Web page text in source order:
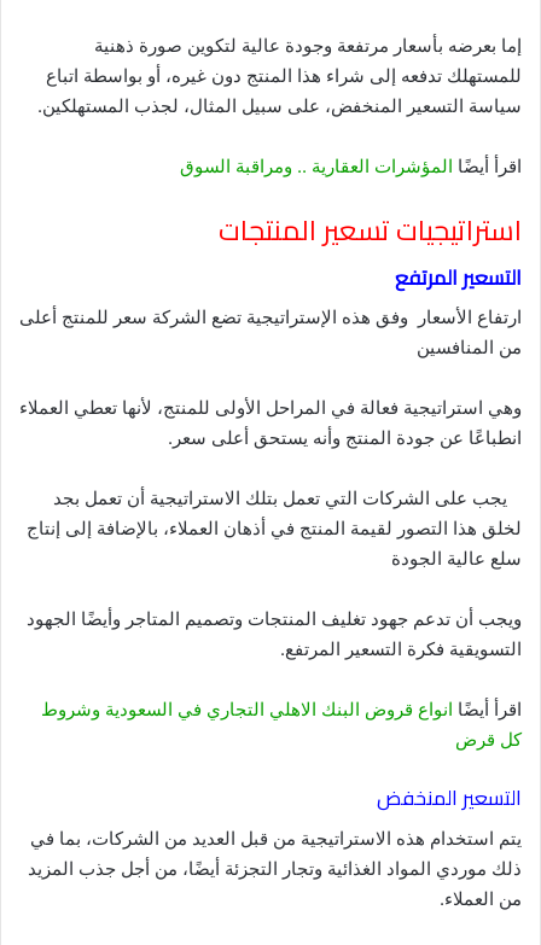
إما بعرضه بأسعار مرتفعة وجودة عالية لتكوين صورة ذهنية
للمستهلك تدفعه إلى شراء هذا المنتج دون غيره، أو بواسطة اتباع
سياسة التسعير المنخفض، على سبيل المثال، لجذب المستهلكين.
اقرأ أيضًا المؤشرات العقارية .. ومراقبة السوق
استراتيجيات تسعير المنتجات
التسعير المرتفع
ارتفاع الأسعار وفق هذه الإستراتيجية تضع الشركة سعر للمنتج أعلى
من المنافسين
وهي استراتيجية فعالة في المراحل الأولى للمنتج، لأنها تعطي العملاء
انطباعًا عن جودة المنتج وأنه يستحق أعلى سعر.
يجب على الشركات التي تعمل بتلك الاستراتيجية أن تعمل بجد
لخلق هذا التصور لقيمة المنتج في أذهان العملاء، بالإضافة إلى إنتاج
سلع عالية الجودة
ويجب أن تدعم جهود تغليف المنتجات وتصميم المتاجر وأيضًا الجهود
التسويقية فكرة التسعير المرتفع.
اقرأ أيضًا انواع قروض البنك الاهلي التجاري في السعودية وشروط
كل قرض
التسعير المنخفض
يتم استخدام هذه الاستراتيجية من قبل العديد من الشركات، بما في
ذلك موردي المواد الغذائية وتجار التجزئة أيضًا، من أجل جذب المزيد
من العملاء.